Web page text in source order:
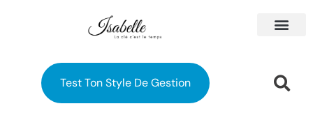
Test Ton Style De Gestion